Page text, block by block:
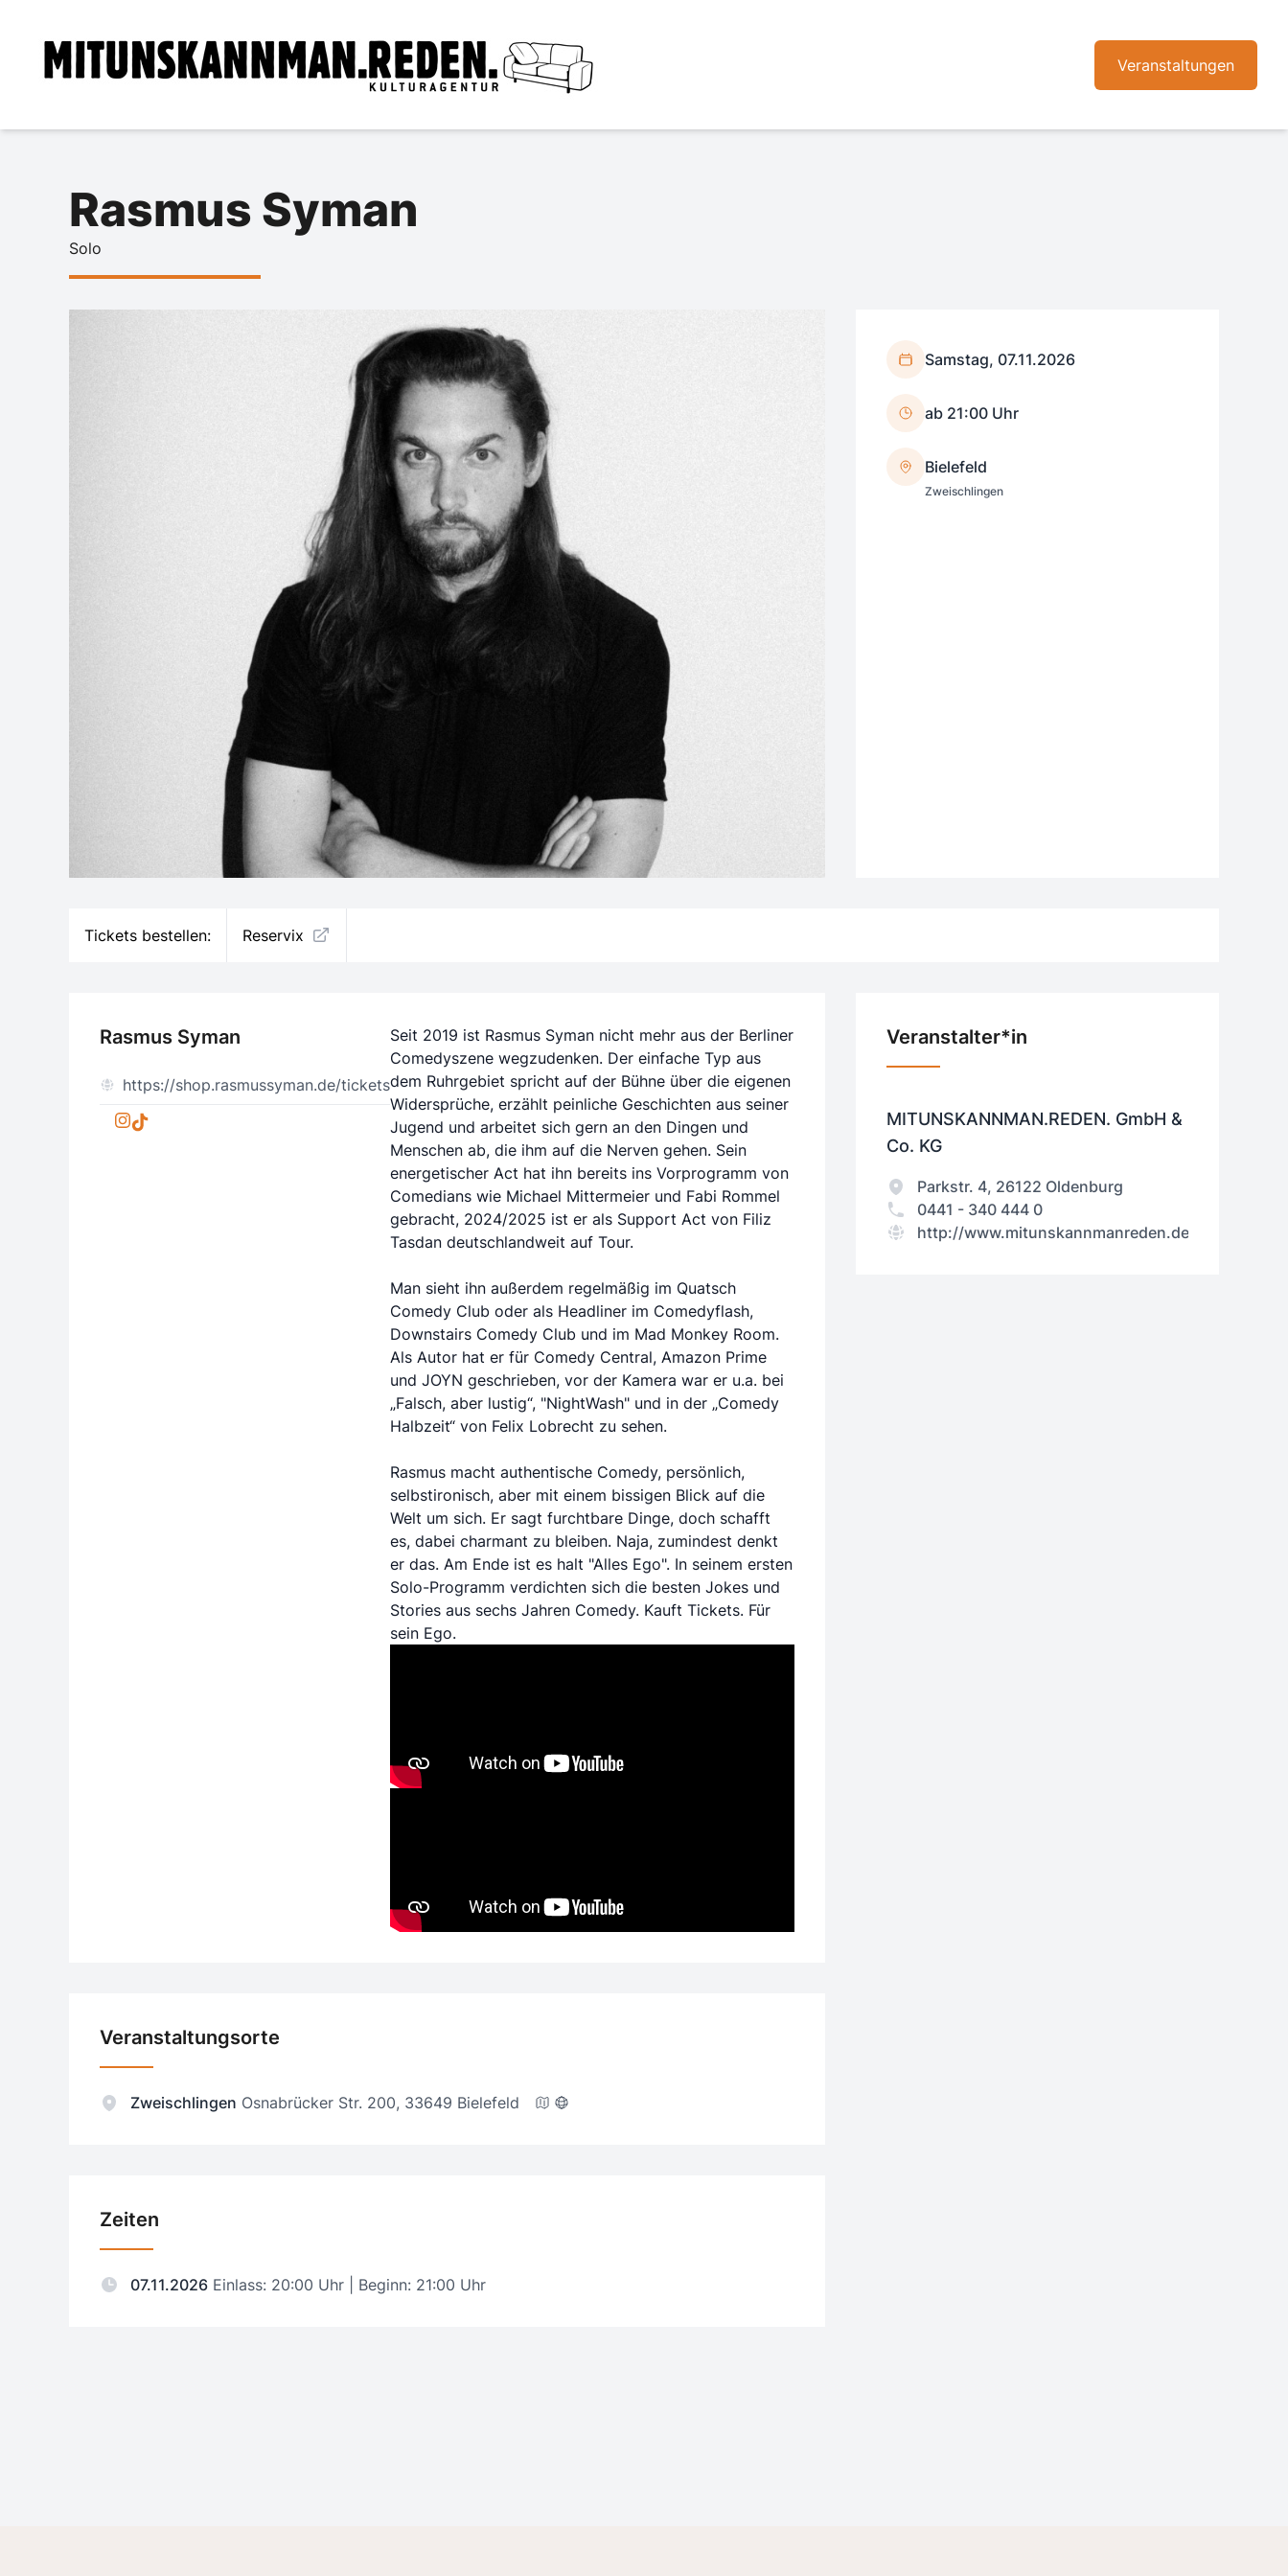
Veranstaltungen
Rasmus Syman
Solo
Samstag, 07.11.2026
ab 21:00 Uhr
Bielefeld
Zweischlingen
Tickets bestellen: Reservix
Rasmus Syman
https://shop.rasmussyman.de/tickets
Seit 2019 ist Rasmus Syman nicht mehr aus der Berliner
Comedyszene wegzudenken. Der einfache Typ aus
dem Ruhrgebiet spricht auf der Bühne über die eigenen
Widersprüche, erzählt peinliche Geschichten aus seiner
Jugend und arbeitet sich gern an den Dingen und
Menschen ab, die ihm auf die Nerven gehen. Sein
energetischer Act hat ihn bereits ins Vorprogramm von
Comedians wie Michael Mittermeier und Fabi Rommel
gebracht, 2024/2025 ist er als Support Act von Filiz
Tasdan deutschlandweit auf Tour.
Man sieht ihn außerdem regelmäßig im Quatsch
Comedy Club oder als Headliner im Comedyflash,
Downstairs Comedy Club und im Mad Monkey Room.
Als Autor hat er für Comedy Central, Amazon Prime
und JOYN geschrieben, vor der Kamera war er u.a. bei
„Falsch, aber lustig“, "NightWash" und in der „Comedy
Halbzeit“ von Felix Lobrecht zu sehen.
Rasmus macht authentische Comedy, persönlich,
selbstironisch, aber mit einem bissigen Blick auf die
Welt um sich. Er sagt furchtbare Dinge, doch schafft
es, dabei charmant zu bleiben. Naja, zumindest denkt
er das. Am Ende ist es halt "Alles Ego". In seinem ersten
Solo-Programm verdichten sich die besten Jokes und
Stories aus sechs Jahren Comedy. Kauft Tickets. Für
sein Ego.
Veranstaltungsorte
Zweischlingen Osnabrücker Str. 200, 33649 Bielefeld
Zeiten
07.11.2026 Einlass: 20:00 Uhr | Beginn: 21:00 Uhr
Veranstalter*in
MITUNSKANNMAN.REDEN. GmbH &
Co. KG
Parkstr. 4, 26122 Oldenburg
0441 - 340 444 0
http://www.mitunskannmanreden.de